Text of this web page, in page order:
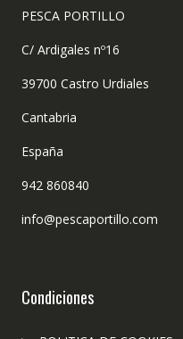
PESCA PORTILLO
C/ Ardigales nº16
39700 Castro Urdiales
Cantabria
España
942 860840
info@pescaportillo.com
Condiciones